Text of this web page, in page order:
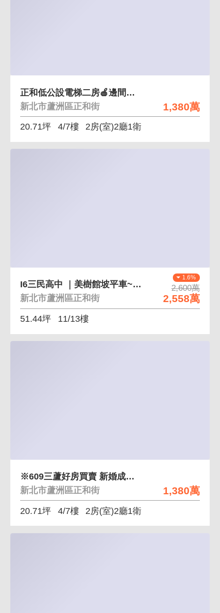
1,380萬
正和低公設電梯二房🍎邊間｜低總價成家推薦
新北市蘆洲區正和街
20.71坪 4/7樓 2房(室)2廳1衛
1.6%
2,600萬
2,558萬
I6三民高中 ｜美樹館坡平車~住商儀居團隊~
新北市蘆洲區正和街
51.44坪 11/13樓
1,380萬
※609三蘆好房買賣 新婚成家首選低公設捷運兩房
新北市蘆洲區正和街
20.71坪 4/7樓 2房(室)2廳1衛